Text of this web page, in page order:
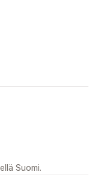
Suomi.